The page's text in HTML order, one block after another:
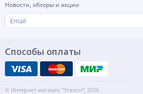
Новости, обзоры и акции
Способы оплаты
© Интернет-магазин "Эталон", 2026